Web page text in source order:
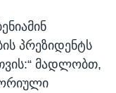
პრეზიდენტს
მადლობთ,